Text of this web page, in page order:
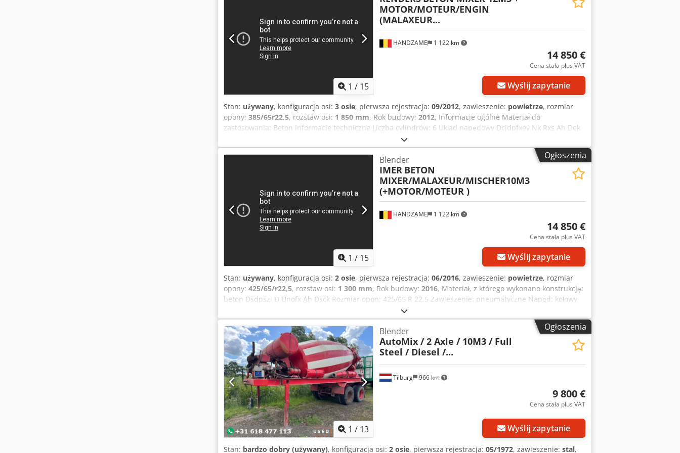
razie dodatkowych pytań nasz zespół jest do Państwa dyspozycji w następujących językach: Mówimy po
niemiecku We speak English Nous parlons français Mówimy po polsku Мы говорим по-русски Govorimo
Srpskohrvatski = Dodatkowe informacje = Rok produkcji: 2026 Przeznaczenie: Beton DMC: 38 000 kg Marka
nadwozia: EuromixMTP EM 10 L W celu uzyskania dodatkowych informacji prosimy o kontakt z Harunem
Cevikiem, Jamilą Azzi, Henri Omeragiciem lub Denisem Omeragiciem.
1 / 15
HANDZAME 1 122 km
MOTOR/MOTEUR/ENGIN
(MALAXEUR...
14 850 €
Cena stała plus VAT
Wyślij zapytanie
Stan: używany, konfiguracja osi: 3 osie, pierwsza rejestracja: 09/2012, zawieszenie: powietrze, rozmiar
opony: 385/65r22,5, rozstaw osi: 1 850 mm, Rok budowy: 2012, Informacje ogólne Materiał do
zastosowania: Beton Informacje techniczne Liczba cylindrów: 6 Układ napędowy Dcjdpfxey Nk Rxs Ah Dek
Napęd: kołowy Marka silnika: Deutz Konfiguracja osi Rozmiar opon: 385/65r22,5 Zawieszenie: zawieszenie
pneumatyczne Tylna oś 1: Skrętna Wagi Masa własna: 11 820 kg Ładowność: 27 180 kg Dopuszczalna masa
Ogłoszenia
1 / 15
HANDZAME 1 122 km
Blender
IMER BETON
MIXER/MALAXEUR/MISCHER10M3
(+MOTOR/MOTEUR )
14 850 €
Cena stała plus VAT
Wyślij zapytanie
Stan: używany, konfiguracja osi: 2 osie, pierwsza rejestracja: 06/2016, zawieszenie: powietrze, rozmiar
opony: 425/65/r22,5, rozstaw osi: 1 300 mm, Rok budowy: 2016, Materiał, z którego wykonano konstrukcję:
beton Dsdpszi D Unofx Ah Dsck Rozmiar opon: 425/65 R 22,5 Zawieszenie: pneumatyczne Napęd: kołowy
Dopuszczalna masa całkowita: 39 000 kg Marka nadwozia: MOL
Ogłoszenia
1 / 13
Tilburg 966 km
Blender
AutoMix / 2 Axle / 10M3 / Full
Steel / Diesel /...
9 800 €
Cena stała plus VAT
Wyślij zapytanie
Stan: bardzo dobry (używany), konfiguracja osi: 2 osie, pierwsza rejestracja: 05/1972, zawieszenie: stal,